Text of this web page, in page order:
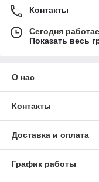
Контакты
Сегодня
Показать весь
О нас
Контакты
Доставка и оплата
График работы